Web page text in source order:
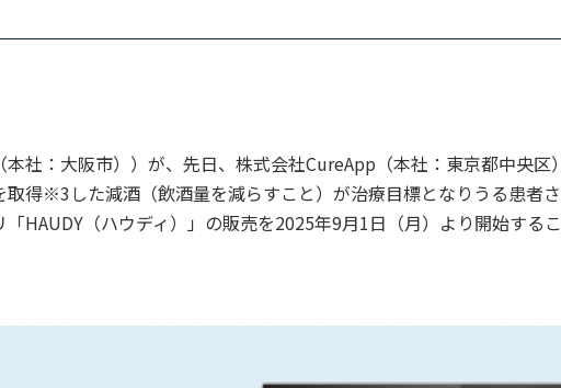
（本社：大阪市））が、先日、株式会社CureApp（本社：東京都中央区
取得※3した減酒（飲酒量を減らすこと）が治療目標となりうる患者
HAUDY（ハウディ）」の販売を2025年9月1日（月）より開始する